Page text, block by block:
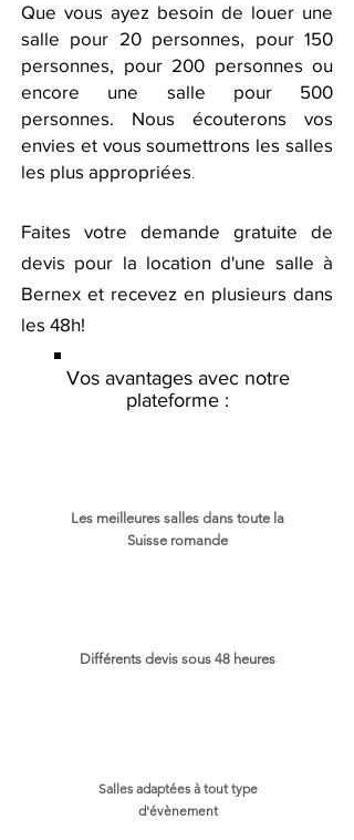
Que vous ayez besoin de louer une
salle pour 20 personnes, pour 150
personnes, pour 200 personnes ou
encore une salle pour 500
personnes. Nous écouterons vos
envies et vous soumettrons les salles
les plus appropriées
Faites votre demande gratuite de
devis pour la location d'une salle à
Bernex et recevez en plusieurs dans
les 48h!
Vos avantages avec notre
plateforme :
Les meilleures salles dans toute la
Suisse romande
Différents devis sous 48 heures
Salles adaptées à tout type
d'évènement